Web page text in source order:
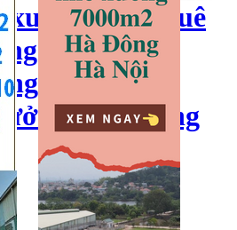
xưởng, cho thuê
hà nội, cho
cho thuê
hải dương